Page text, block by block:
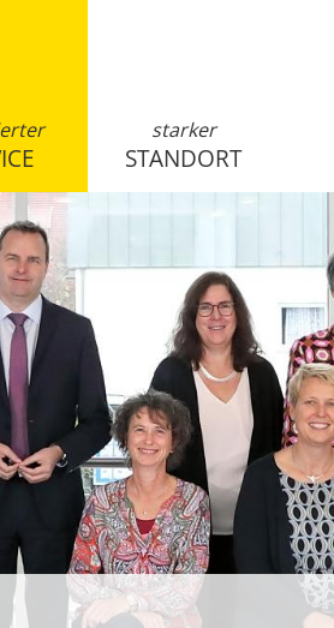
starker
STANDORT